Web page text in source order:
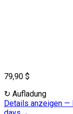
79,90 $
↻ Aufladung
Details anzeigen —